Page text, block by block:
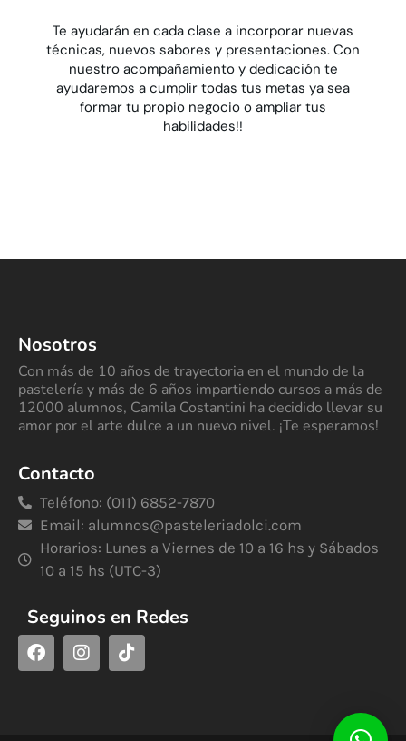
Te ayudarán en cada clase a incorporar nuevas
técnicas, nuevos sabores y presentaciones. Con
nuestro acompañamiento y dedicación te
ayudaremos a cumplir todas tus metas ya sea
formar tu propio negocio o ampliar tus
habilidades!!
Nosotros
Con más de 10 años de trayectoria en el mundo de la
pastelería y más de 6 años impartiendo cursos a más de
12000 alumnos, Camila Costantini ha decidido llevar su
amor por el arte dulce a un nuevo nivel. ¡Te esperamos!
Contacto
Teléfono: (011) 6852-7870
Email: alumnos@pasteleriadolci.com
Horarios: Lunes a Viernes de 10 a 16 hs y Sábados
10 a 15 hs (UTC-3)
Seguinos en Redes